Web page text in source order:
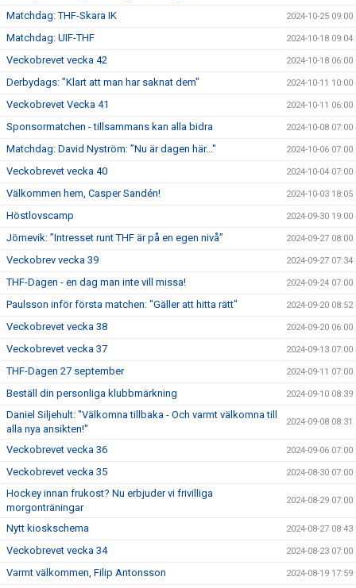
Matchdag: THF-Skara IK 2024-10-25 09:00
Matchdag: UIF-THF 2024-10-18 09:04
Veckobrevet vecka 42 2024-10-18 06:00
Derbydags: ”Klart att man har saknat dem" 2024-10-11 10:00
Veckobrevet Vecka 41 2024-10-11 06:00
Sponsormatchen - tillsammans kan alla bidra 2024-10-08 07:00
Matchdag: David Nyström: ”Nu är dagen här..." 2024-10-06 07:00
Veckobrevet vecka 40 2024-10-04 07:00
Välkommen hem, Casper Sandén! 2024-10-03 18:05
Höstlovscamp 2024-09-30 19:00
Jörnevik: ”Intresset runt THF är på en egen nivå” 2024-09-27 08:00
Veckobrev vecka 39 2024-09-27 07:34
THF-Dagen - en dag man inte vill missa! 2024-09-24 07:00
Paulsson inför första matchen: "Gäller att hitta rätt" 2024-09-20 08:52
Veckobrevet vecka 38 2024-09-20 06:00
Veckobrevet vecka 37 2024-09-13 07:00
THF-Dagen 27 september 2024-09-11 07:00
Beställ din personliga klubbmärkning 2024-09-10 08:39
Daniel Siljehult: "Välkomna tillbaka - Och varmt välkomna till
alla nya ansikten!"
2024-09-08 08:31
Veckobrevet vecka 36 2024-09-06 07:00
Veckobrevet vecka 35 2024-08-30 07:00
Hockey innan frukost? Nu erbjuder vi frivilliga
morgonträningar
2024-08-29 07:00
Nytt kioskschema 2024-08-27 08:43
Veckobrevet vecka 34 2024-08-23 07:00
Varmt välkommen, Filip Antonsson 2024-08-19 17:59